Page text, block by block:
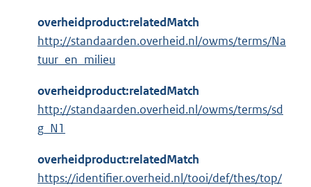
overheidproduct:relatedMatch
http://standaarden.overheid.nl/owms/terms/Na
tuur_en_milieu
overheidproduct:relatedMatch
http://standaarden.overheid.nl/owms/terms/sd
g_N1
overheidproduct:relatedMatch
https://identifier.overheid.nl/tooi/def/thes/top/